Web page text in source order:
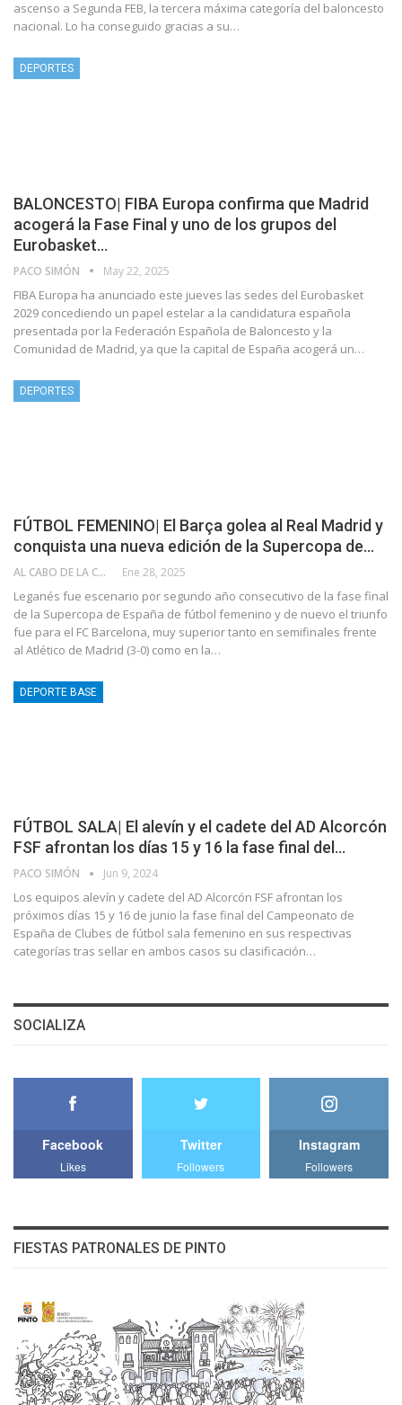
ascenso a Segunda FEB, la tercera máxima categoría del baloncesto
nacional. Lo ha conseguido gracias a su…
DEPORTES
BALONCESTO| FIBA Europa confirma que Madrid
acogerá la Fase Final y uno de los grupos del
Eurobasket…
PACO SIMÓN May 22, 2025
FIBA Europa ha anunciado este jueves las sedes del Eurobasket
2029 concediendo un papel estelar a la candidatura española
presentada por la Federación Española de Baloncesto y la
Comunidad de Madrid, ya que la capital de España acogerá un…
DEPORTES
FÚTBOL FEMENINO| El Barça golea al Real Madrid y
conquista una nueva edición de la Supercopa de…
AL CABO DE LA CALLE Ene 28, 2025
Leganés fue escenario por segundo año consecutivo de la fase final
de la Supercopa de España de fútbol femenino y de nuevo el triunfo
fue para el FC Barcelona, muy superior tanto en semifinales frente
al Atlético de Madrid (3-0) como en la…
DEPORTE BASE
FÚTBOL SALA| El alevín y el cadete del AD Alcorcón
FSF afrontan los días 15 y 16 la fase final del…
PACO SIMÓN Jun 9, 2024
Los equipos alevín y cadete del AD Alcorcón FSF afrontan los
próximos días 15 y 16 de junio la fase final del Campeonato de
España de Clubes de fútbol sala femenino en sus respectivas
categorías tras sellar en ambos casos su clasificación…
SOCIALIZA
Facebook
Likes
Twitter
Followers
Instagram
Followers
FIESTAS PATRONALES DE PINTO